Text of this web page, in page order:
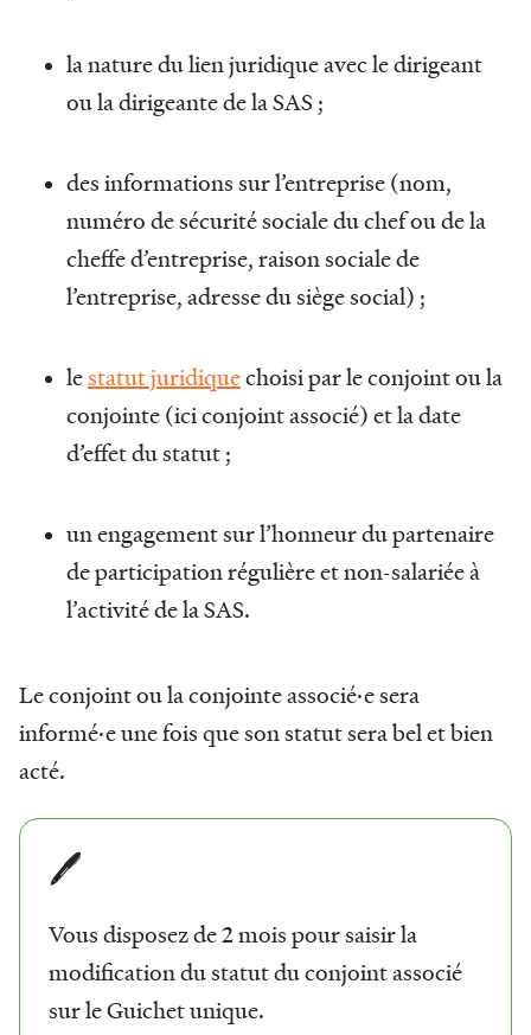
la nature du lien juridique avec le dirigeant
ou la dirigeante de la SAS ;
des informations sur l’entreprise (nom,
numéro de sécurité sociale du chef ou de la
cheffe d’entreprise, raison sociale de
l’entreprise, adresse du siège social) ;
lestatut juridiquechoisi par le conjoint ou la
conjointe (ici conjoint associé) et la date
d’effet du statut ;
un engagement sur l’honneur du partenaire
de participation régulière et non-salariée à
l’activité de la SAS.
Le conjoint ou la conjointe associé·e sera
informé·e une fois que son statut sera bel et bien
acté.
🖊️
Vous disposez de 2 mois pour saisir la
modification du statut du conjoint associé
sur le Guichet unique.